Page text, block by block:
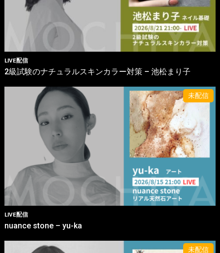
LIVE配信
2級試験のナチュラルスキンカラー対策 – 池松まり子
LIVE配信
nuance stone – yu-ka